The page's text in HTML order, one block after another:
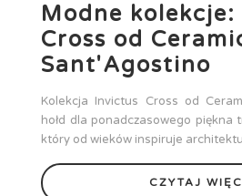
Modne
Cross od
Sant'Agostino
Kolekcja Invictus Cross od
hołd dla ponadczasowego piękna
który od wieków inspiruje
CZYTAJ